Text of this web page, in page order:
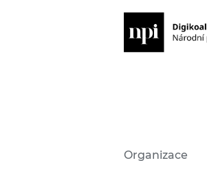
Organizace